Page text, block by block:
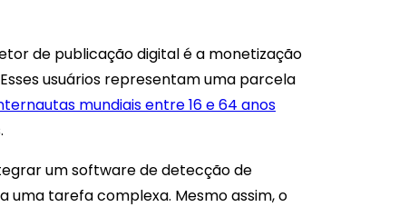
de publicação digital é a monetização
usuários representam uma parcela
mundiais entre 16 e 64 anos
um software de detecção de
uma tarefa complexa. Mesmo assim, o